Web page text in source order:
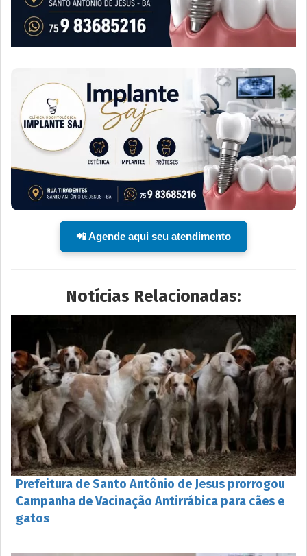
📲 Agende aqui seu atendimento
Notícias Relacionadas:
Prefeitura de Santo Antônio de Jesus prorrogou
Campanha de Vacinação Antirrábica para cães e
gatos